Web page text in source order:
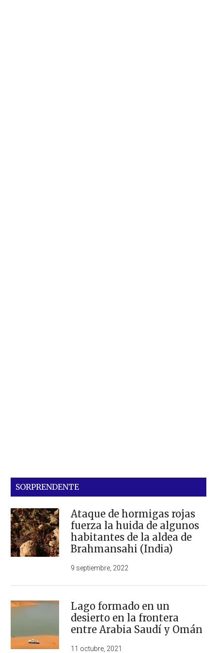
SORPRENDENTE
Ataque de hormigas rojas
fuerza la huida de algunos
habitantes de la aldea de
Brahmansahi (India)
9 septiembre, 2022
Lago formado en un
desierto en la frontera
entre Arabia Saudí y Omán
11 octubre, 2021